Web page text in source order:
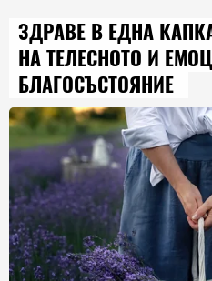
ЗДРАВЕ В ЕДНА
НА ТЕЛЕСНОТО И
БЛАГОСЪСТОЯНИЕ